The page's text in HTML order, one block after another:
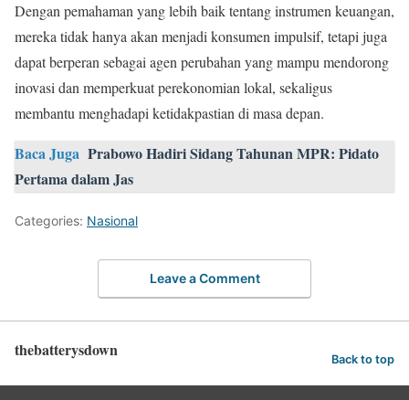
Dengan pemahaman yang lebih baik tentang instrumen keuangan,
mereka tidak hanya akan menjadi konsumen impulsif, tetapi juga
dapat berperan sebagai agen perubahan yang mampu mendorong
inovasi dan memperkuat perekonomian lokal, sekaligus
membantu menghadapi ketidakpastian di masa depan.
Baca Juga Prabowo Hadiri Sidang Tahunan MPR: Pidato
Pertama dalam Jas
Categories: Nasional
Leave a Comment
thebatterysdown Back to top